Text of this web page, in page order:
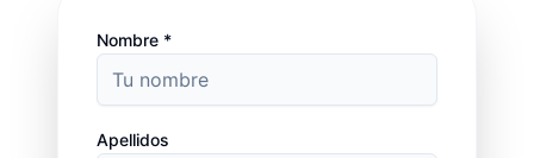
Nombre *
Apellidos